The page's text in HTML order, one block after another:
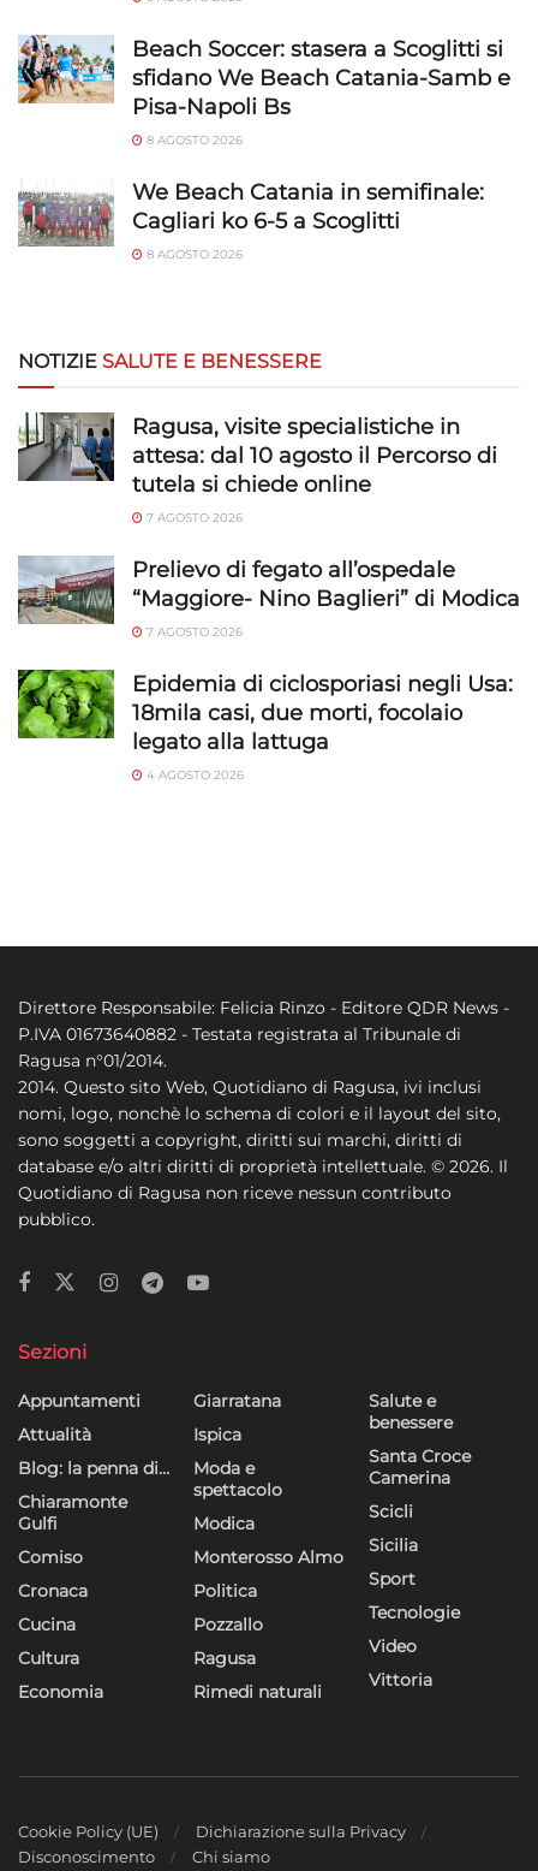
Beach Soccer: stasera a Scoglitti si
sfidano We Beach Catania-Samb e
Pisa-Napoli Bs
8 AGOSTO 2026
We Beach Catania in semifinale:
Cagliari ko 6-5 a Scoglitti
8 AGOSTO 2026
NOTIZIE SALUTE E BENESSERE
Ragusa, visite specialistiche in
attesa: dal 10 agosto il Percorso di
tutela si chiede online
7 AGOSTO 2026
Prelievo di fegato all’ospedale
“Maggiore- Nino Baglieri” di Modica
7 AGOSTO 2026
Epidemia di ciclosporiasi negli Usa:
18mila casi, due morti, focolaio
legato alla lattuga
4 AGOSTO 2026
Direttore Responsabile: Felicia Rinzo - Editore QDR News -
P.IVA 01673640882 - Testata registrata al Tribunale di
Ragusa n°01/2014.
2014. Questo sito Web, Quotidiano di Ragusa, ivi inclusi
nomi, logo, nonchè lo schema di colori e il layout del sito,
sono soggetti a copyright, diritti sui marchi, diritti di
database e/o altri diritti di proprietà intellettuale. © 2026. Il
Quotidiano di Ragusa non riceve nessun contributo
pubblico.
Sezioni
Appuntamenti
Attualità
Blog: la penna di…
Chiaramonte
Gulfi
Comiso
Cronaca
Cucina
Cultura
Economia
Giarratana
Ispica
Moda e
spettacolo
Modica
Monterosso Almo
Politica
Pozzallo
Ragusa
Rimedi naturali
Salute e
benessere
Santa Croce
Camerina
Scicli
Sicilia
Sport
Tecnologie
Video
Vittoria
Cookie Policy (UE)
Dichiarazione sulla Privacy
Disconoscimento
Chi siamo